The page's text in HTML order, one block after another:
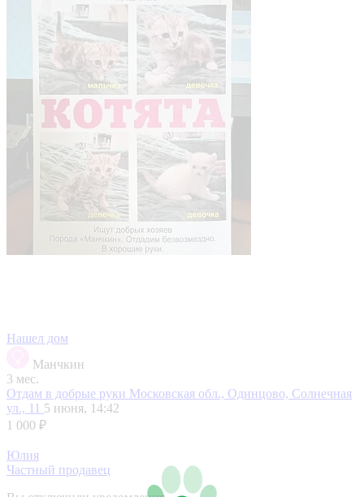
Нашел дом
Манчкин
3 мес.
Отдам в добрые руки Московская обл., Одинцово, Солнечная
ул., 11 5 июня, 14:42
1 000 ₽
Юлия
Частный продавец